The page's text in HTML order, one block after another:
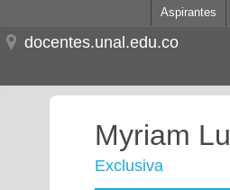
Aspirantes
docentes.unal.edu.co
Myriam
Exclusiva